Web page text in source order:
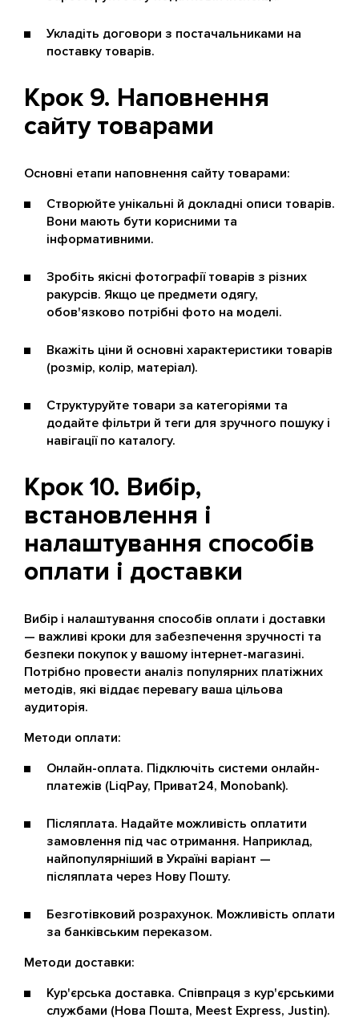
Укладіть договори з постачальниками на
поставку товарів.
Крок 9. Наповнення
сайту товарами
Основні етапи наповнення сайту товарами:
Створюйте унікальні й докладні описи товарів.
Вони мають бути корисними та
інформативними.
Зробіть якісні фотографії товарів з різних
ракурсів. Якщо це предмети одягу,
обов'язково потрібні фото на моделі.
Вкажіть ціни й основні характеристики товарів
(розмір, колір, матеріал).
Структуруйте товари за категоріями та
додайте фільтри й теги для зручного пошуку і
навігації по каталогу.
Крок 10. Вибір,
встановлення і
налаштування способів
оплати і доставки
Вибір і налаштування способів оплати і доставки
— важливі кроки для забезпечення зручності та
безпеки покупок у вашому інтернет-магазині.
Потрібно провести аналіз популярних платіжних
методів, які віддає перевагу ваша цільова
аудиторія.
Методи оплати:
Онлайн-оплата. Підключіть системи онлайн-
платежів (LiqPay, Приват24, Monobank).
Післяплата. Надайте можливість оплатити
замовлення під час отримання. Наприклад,
найпопулярніший в Україні варіант —
післяплата через Нову Пошту.
Безготівковий розрахунок. Можливість оплати
за банківським переказом.
Методи доставки:
Кур'єрська доставка. Співпраця з кур'єрськими
службами (Нова Пошта, Meest Express, Justin).